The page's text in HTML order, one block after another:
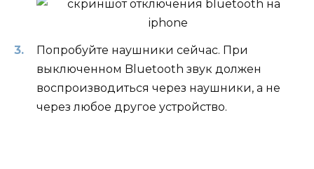
Попробуйте наушники сейчас. При
выключенном Bluetooth звук должен
воспроизводиться через наушники, а не
через любое другое устройство.